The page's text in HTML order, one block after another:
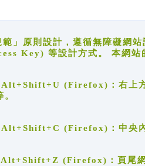
範」原則設計，遵循無障礙網
Key) 等設計方式。 本網站
(Firefox)：右上方
(Firefox)：中央內
(Firefox)：頁尾網